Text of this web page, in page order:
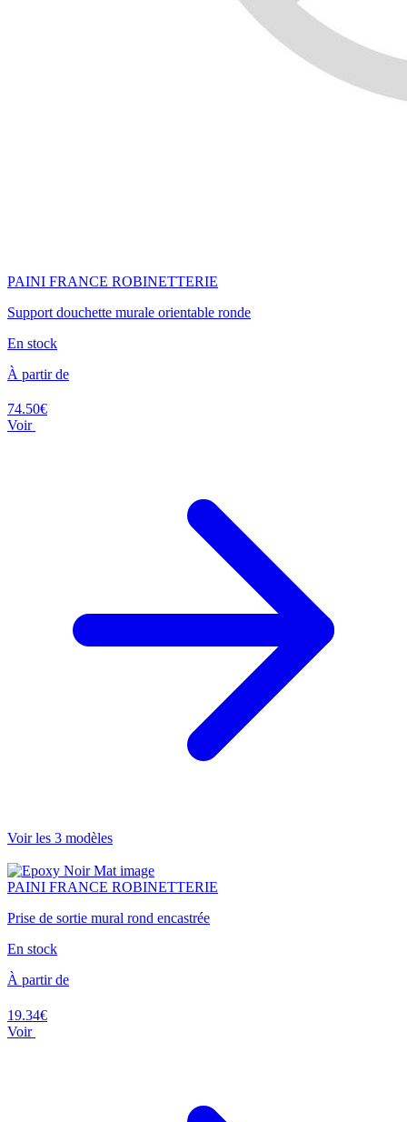
PAINI FRANCE ROBINETTERIE
Support douchette murale orientable ronde
En stock
À partir de
74.50€
Voir
Voir les 3 modèles
PAINI FRANCE ROBINETTERIE
Prise de sortie mural rond encastrée
En stock
À partir de
19.34€
Voir